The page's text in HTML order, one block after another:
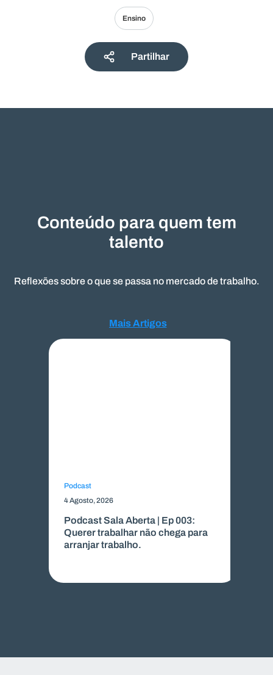
Ensino
Partilhar
Conteúdo para quem tem
talento
Reflexões sobre o que se passa no mercado de trabalho.
Mais Artigos
Podcast
4 Agosto, 2026
Podcast Sala Aberta | Ep 003:
Querer trabalhar não chega para
arranjar trabalho.